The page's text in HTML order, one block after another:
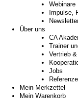
Webinare
Impulse,
Über uns
CA
Trainer
Vertrieb
Jobs
Mein Merkzettel
Mein Warenkorb